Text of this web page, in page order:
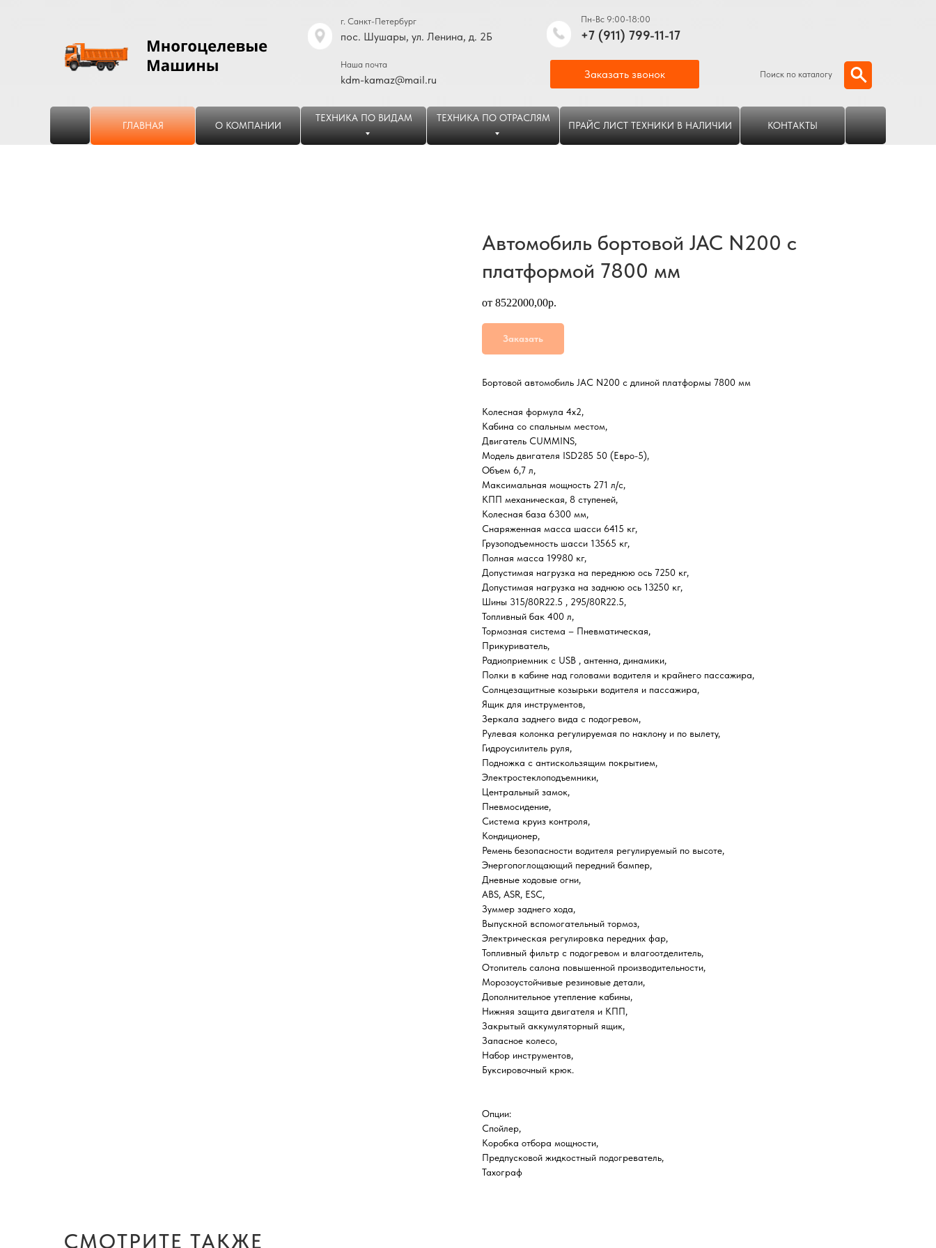
+7 (911) 799-11-17
Пн-Вс 9:00-18:00
kdm-kamaz@mail.ru
Наша почта
Заказать звонок Поиск по каталогу
пос. Шушары, ул. Ленина, д. 2Б
г. Санкт-Петербург
ГЛАВНАЯ О КОМПАНИИ
ТЕХНИКА ПО ВИДАМ ТЕХНИКА ПО ОТРАСЛЯМ
ПРАЙС ЛИСТ ТЕХНИКИ В НАЛИЧИИ КОНТАКТЫ
Автомобиль бортовой JAC N200 с
платформой 7800 мм
от 8522000,00р.
Заказать
Бортовой автомобиль JAC N200 с длиной платформы 7800 мм
Колесная формула 4х2,
Кабина со спальным местом,
Двигатель CUMMINS,
Модель двигателя ISD285 50 (Евро-5),
Объем 6,7 л,
Максимальная мощность 271 л/с,
КПП механическая, 8 ступеней,
Колесная база 6300 мм,
Снаряженная масса шасси 6415 кг,
Грузоподъемность шасси 13565 кг,
Полная масса 19980 кг,
Допустимая нагрузка на переднюю ось 7250 кг,
Допустимая нагрузка на заднюю ось 13250 кг,
Шины 315/80R22.5 , 295/80R22.5,
Топливный бак 400 л,
Тормозная система – Пневматическая,
Прикуриватель,
Радиоприемник c USB , антенна, динамики,
Полки в кабине над головами водителя и крайнего пассажира,
Солнцезащитные козырьки водителя и пассажира,
Ящик для инструментов,
Зеркала заднего вида с подогревом,
Рулевая колонка регулируемая по наклону и по вылету,
Гидроусилитель руля,
Подножка с антискользящим покрытием,
Электростеклоподъемники,
Центральный замок,
Пневмосидение,
Система круиз контроля,
Кондиционер,
Ремень безопасности водителя регулируемый по высоте,
Энергопоглощающий передний бампер,
Дневные ходовые огни,
ABS, ASR, ESC,
Зуммер заднего хода,
Выпускной вспомогательный тормоз,
Электрическая регулировка передних фар,
Топливный фильтр с подогревом и влагоотделитель,
Отопитель салона повышенной производительности,
Морозоустойчивые резиновые детали,
Дополнительное утепление кабины,
Нижняя защита двигателя и КПП,
Закрытый аккумуляторный ящик,
Запасное колесо,
Набор инструментов,
Буксировочный крюк.
Опции:
Спойлер,
Коробка отбора мощности,
Предпусковой жидкостный подогреватель,
Тахограф
СМОТРИТЕ ТАКЖЕ